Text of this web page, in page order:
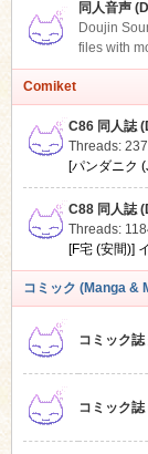
同人音声
Doujin
files with
Comiket
C86 同人誌
Threads:
[パンダニク
C88 同人誌
Threads:
[F宅 (安間)]
コミック (Manga &
コミック
コミック